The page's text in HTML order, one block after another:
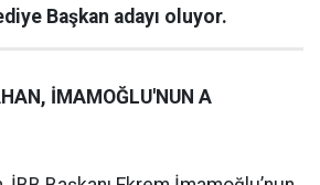
Başkan adayı oluyor.
İMAMOĞLU'NUN A